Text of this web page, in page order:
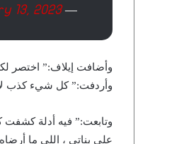
— Baher Esmail (@EsmailBaher)
13, 2023
وأضافت إيلاف:” اختصر
وأردفت:” كل شيء كذب
وتابعت:” فيه أدلة كشفت
على بناتي ، اللي ما